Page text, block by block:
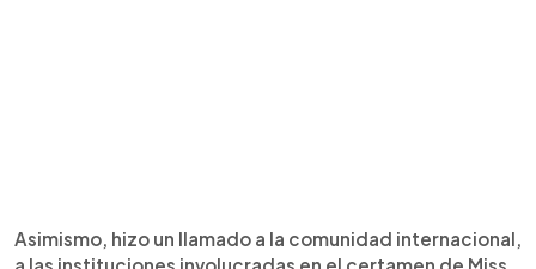
Asimismo, hizo un llamado a la comunidad internacional,